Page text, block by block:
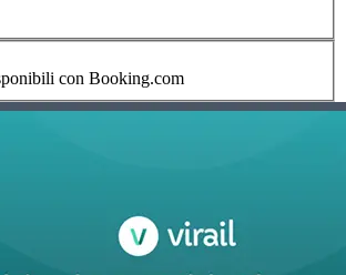
con Booking.com